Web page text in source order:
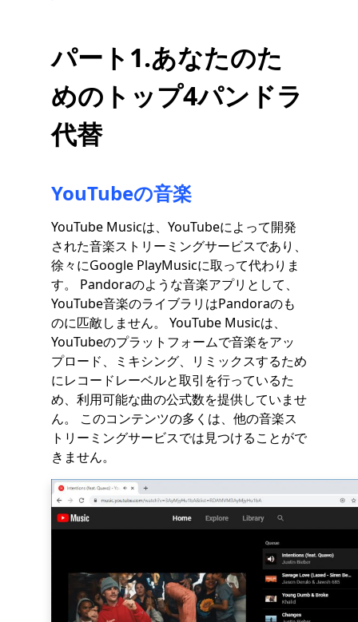
パート1.あなたのた
めのトップ4パンドラ
代替
YouTubeの音楽
YouTube Musicは、YouTubeによって開発
された音楽ストリーミングサービスであり、
徐々にGoogle PlayMusicに取って代わりま
す。 Pandoraのような音楽アプリとして、
YouTube音楽のライブラリはPandoraのも
のに匹敵しません。 YouTube Musicは、
YouTubeのプラットフォームで音楽をアッ
プロード、ミキシング、リミックスするため
にレコードレーベルと取引を行っているた
め、利用可能な曲の公式数を提供していませ
ん。 このコンテンツの多くは、他の音楽ス
トリーミングサービスでは見つけることがで
きません。